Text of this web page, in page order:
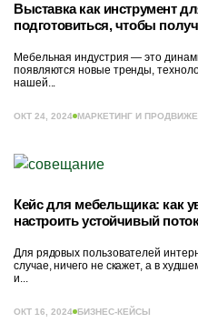
Выставка как инструмент
подготовиться, чтобы
Мебельная индустрия — это
появляются новые тренды,
нашей...
ОКТ 24, 2024 МАРКЕТИНГ И
Кейс для мебельщика: как
настроить устойчивый
Для рядовых пользователей
случае, ничего не скажет, а в
и...
ОКТ 16, 2024 БИЗНЕС-КЕЙСЫ